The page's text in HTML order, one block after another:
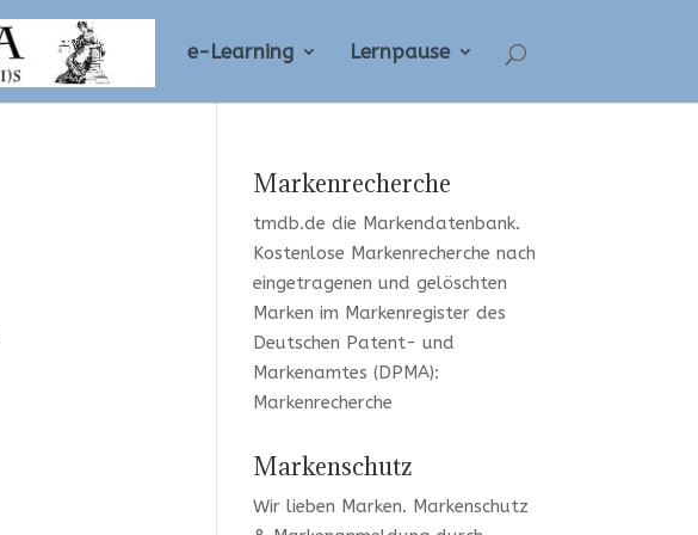
e-Learning Lernpause
Markenrecherche
tmdb.de die Markendatenbank.
Kostenlose Markenrecherche nach
eingetragenen und gelöschten
Marken im Markenregister des
Deutschen Patent- und
Markenamtes (DPMA):
Markenrecherche
Markenschutz
Wir lieben Marken. Markenschutz